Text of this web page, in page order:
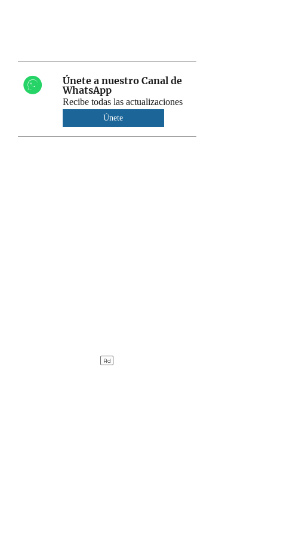
Únete a nuestro Canal de
WhatsApp
Recibe todas las actualizaciones
Únete